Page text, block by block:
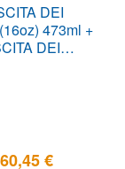
DEI
473ml +
DEI
473ml
€